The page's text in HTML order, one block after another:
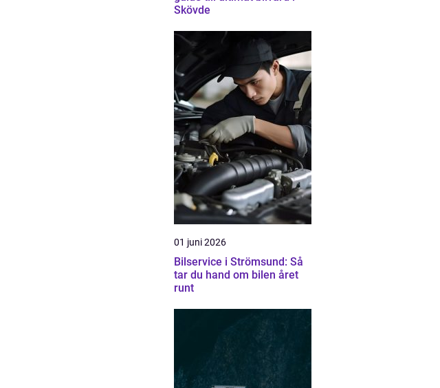
Skövde
01 juni 2026
Bilservice i Strömsund: Så
tar du hand om bilen året
runt